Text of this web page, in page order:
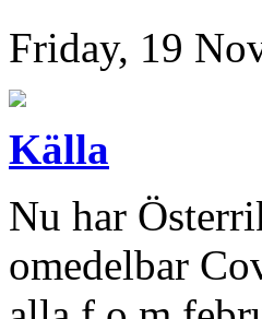
Friday, 19
Källa
Nu har
omedelbar